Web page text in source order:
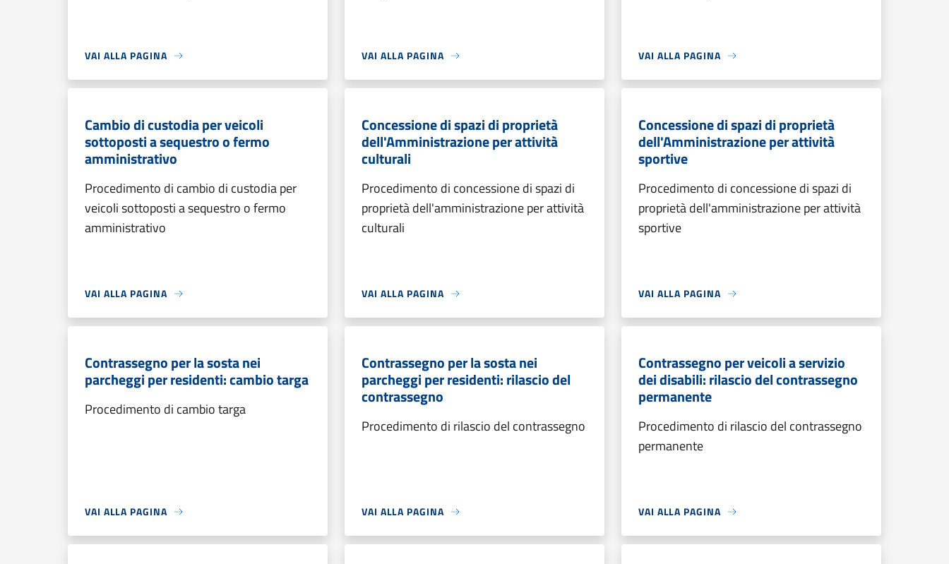
VAI ALLA PAGINA VAI ALLA PAGINA VAI ALLA PAGINA
Cambio di custodia per veicoli
sottoposti a sequestro o fermo
amministrativo
Procedimento di cambio di custodia per
veicoli sottoposti a sequestro o fermo
amministrativo
VAI ALLA PAGINA
Concessione di spazi di proprietà
dell'Amministrazione per attività
culturali
Procedimento di concessione di spazi di
proprietà dell'amministrazione per attività
culturali
VAI ALLA PAGINA
Concessione di spazi di proprietà
dell'Amministrazione per attività
sportive
Procedimento di concessione di spazi di
proprietà dell'amministrazione per attività
sportive
VAI ALLA PAGINA
Contrassegno per la sosta nei
parcheggi per residenti: cambio targa
Procedimento di cambio targa
VAI ALLA PAGINA
Contrassegno per la sosta nei
parcheggi per residenti: rilascio del
contrassegno
Procedimento di rilascio del contrassegno
VAI ALLA PAGINA
Contrassegno per veicoli a servizio
dei disabili: rilascio del contrassegno
permanente
Procedimento di rilascio del contrassegno
permanente
VAI ALLA PAGINA